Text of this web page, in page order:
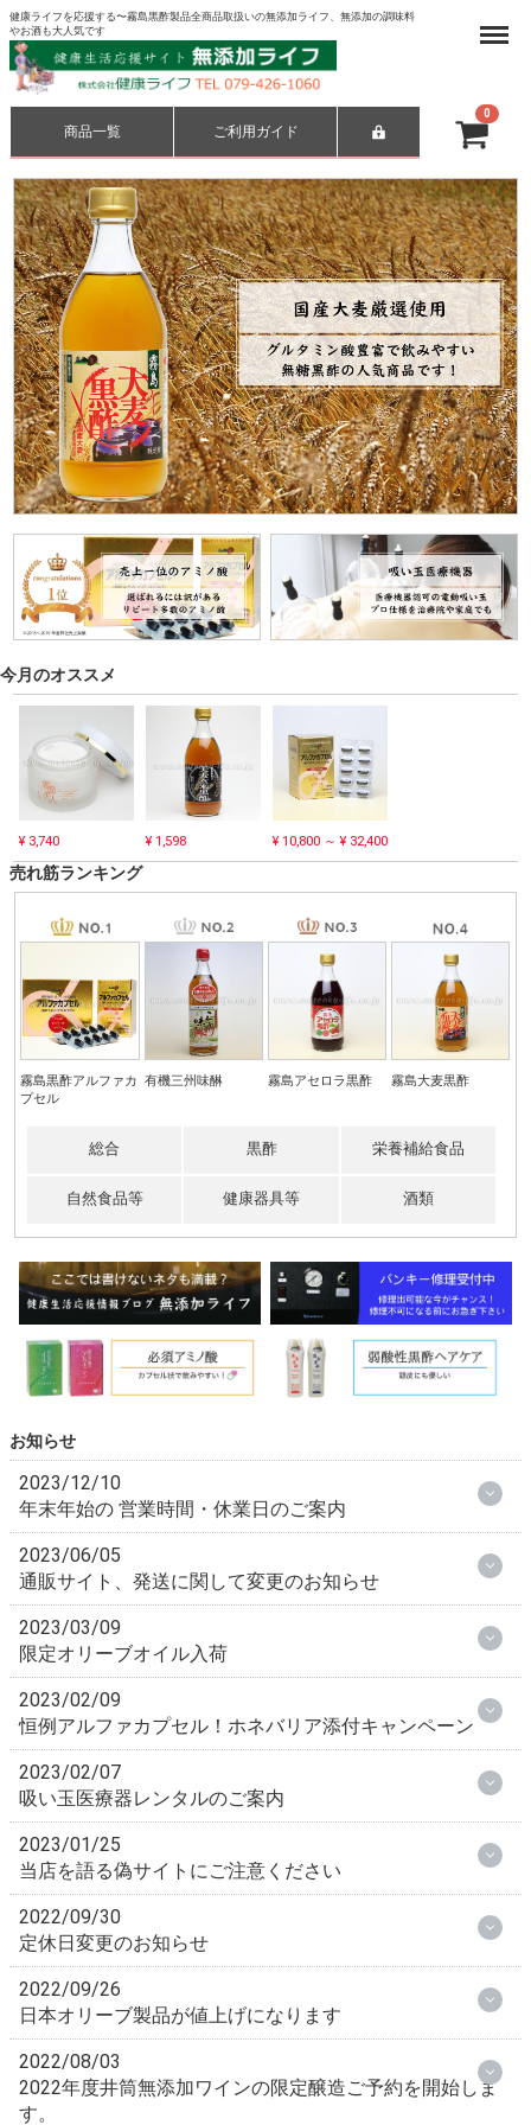
健康ライフを応援する〜霧島黒酢製品全商品取扱いの無添加ライフ、無添加の調味料
やお酒も大人気です
商品一覧 ご利用ガイド
Menu
今月のオススメ
¥ 3,740 ¥ 1,598 ¥ 10,800 ～ ¥ 32,400
売れ筋ランキング
霧島黒酢アルファカ
プセル
有機三州味醂 霧島アセロラ黒酢 霧島大麦黒酢
霧島アセロラ黒酢 霧島大麦黒酢 霧島しそ生姜黒酢 霧島玄米黒酢
霧島黒酢アルファカ
プセル
BCAA＆アラニン
霧島黒酢アセロラカ
霧島黒酢ホネバリ
堀河屋野村三ッ星醤
油
限定トルトサ・オリ
オーガニック・エキ
和砂糖
霧島ガラス玉用黒ゴ
ム弁
霧島ガラス玉用吸引
霧島ガラス玉完成品
霧島足湯黒酢
角谷文治郎商店有機
三州味醂
田中酒造場白鷺の城
堤酒造）黒麹むらさ
井筒ワイン）無添加
総合 黒酢 栄養補給食品
自然食品等 健康器具等 酒類
お知らせ
2023/12/10
年末年始の 営業時間・休業日のご案内
2023/06/05
通販サイト、発送に関して変更のお知らせ
2023/03/09
限定オリーブオイル入荷
2023/02/09
恒例アルファカプセル！ホネバリア添付キャンペーン
2023/02/07
吸い玉医療器レンタルのご案内
2023/01/25
当店を語る偽サイトにご注意ください
2022/09/30
定休日変更のお知らせ
2022/09/26
日本オリーブ製品が値上げになります
2022/08/03
2022年度井筒無添加ワインの限定醸造ご予約を開始しま
す。
0